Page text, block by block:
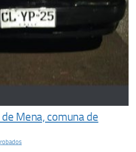
Mena, comuna de
robados